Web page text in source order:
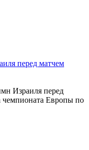
перед матчем
Израиля перед
чемпионата Европы по